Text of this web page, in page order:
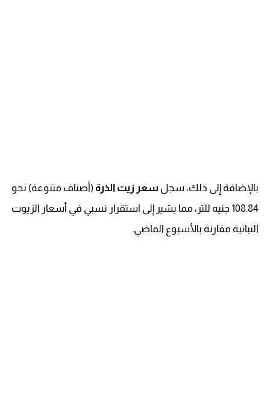
بالإضافة إلى ذلك، سجل سعر زيت الذرة (أصناف متنوعة) نحو
108.84 جنيه للتر، مما يشير إلى استقرار نسبي في أسعار الزيوت
النباتية مقارنة بالأسبوع الماضي.